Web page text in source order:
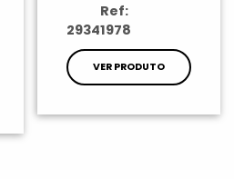
Ref:
29341978
VER PRODUTO